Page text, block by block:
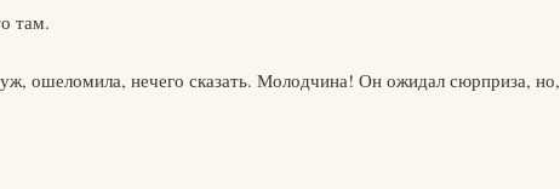
там.
ошеломила, нечего сказать. Молодчина! Он ожидал сюрприза, но,